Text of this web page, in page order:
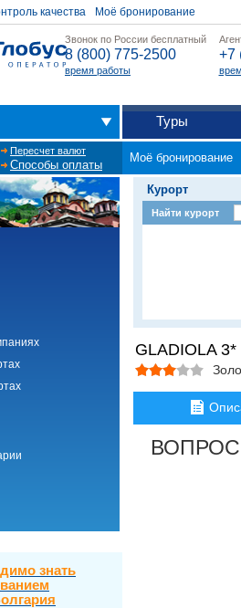
качества Моё бронирование
Звонок по России бесплатный
8 (800) 775-2500
время работы
+7
Туры
Пересчет валют
Способы оплаты
Моё бронирование
знать
Курорт
Найти курорт
GLADIOLA 3*